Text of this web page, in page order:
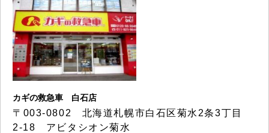
カギの救急車 白石店
〒003-0802 北海道札幌市白石区菊水2条3丁目
2-18 アビタシオン菊水